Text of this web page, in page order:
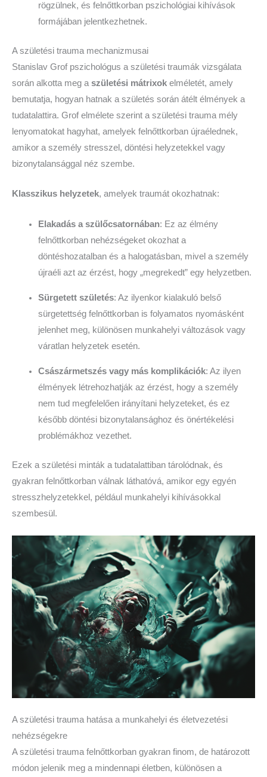
rögzülnek, és felnőttkorban pszichológiai kihívások
formájában jelentkezhetnek.
A születési trauma mechanizmusai
Stanislav Grof pszichológus a születési traumák vizsgálata
során alkotta meg a születési mátrixok elméletét, amely
bemutatja, hogyan hatnak a születés során átélt élmények a
tudatalattira. Grof elmélete szerint a születési trauma mély
lenyomatokat hagyhat, amelyek felnőttkorban újraélednek,
amikor a személy stresszel, döntési helyzetekkel vagy
bizonytalansággal néz szembe.
Klasszikus helyzetek, amelyek traumát okozhatnak:
Elakadás a szülőcsatornában: Ez az élmény
felnőttkorban nehézségeket okozhat a
döntéshozatalban és a halogatásban, mivel a személy
újraéli azt az érzést, hogy „megrekedt” egy helyzetben.
Sürgetett születés: Az ilyenkor kialakuló belső
sürgetettség felnőttkorban is folyamatos nyomásként
jelenhet meg, különösen munkahelyi változások vagy
váratlan helyzetek esetén.
Császármetszés vagy más komplikációk: Az ilyen
élmények létrehozhatják az érzést, hogy a személy
nem tud megfelelően irányítani helyzeteket, és ez
később döntési bizonytalansághoz és önértékelési
problémákhoz vezethet.
Ezek a születési minták a tudatalattiban tárolódnak, és
gyakran felnőttkorban válnak láthatóvá, amikor egy egyén
stresszhelyzetekkel, például munkahelyi kihívásokkal
szembesül.
A születési trauma hatása a munkahelyi és életvezetési
nehézségekre
A születési trauma felnőttkorban gyakran finom, de határozott
módon jelenik meg a mindennapi életben, különösen a